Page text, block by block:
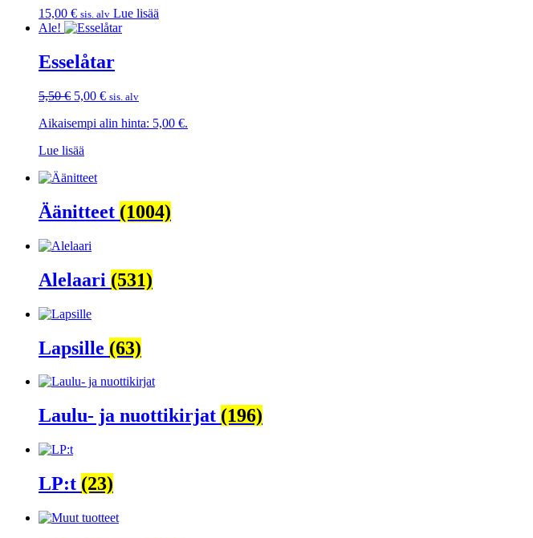
15,00 € sis. alv Lue lisää
Ale!
Esselåtar
5,50€ Alkuperäinen
oli:
5,00 € Nykyinen
on:
sis. alv
Aikaisempi alin hinta: 5,00 €.
Lue lisää
Äänitteet (1004)
Alelaari (531)
Lapsille (63)
Laulu- ja nuottikirjat (196)
LP:t (23)